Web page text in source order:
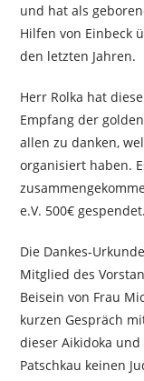
und hat als
Hilfen von Einbeck
den letzten Jahren.
Herr Rolka hat
Empfang der
allen zu danken,
organisiert haben.
e.V. 500€ gespendet.
Die Dankes-
Mitglied des
Beisein von Frau
kurzen Gespräch
dieser Aikidoka
Patschkau keinen